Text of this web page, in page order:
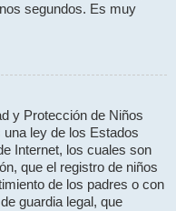
segundos. Es muy
y Protección de Niños
ley de los Estados
Internet, los cuales son
que el registro de niños
de los padres o con
guardia legal, que